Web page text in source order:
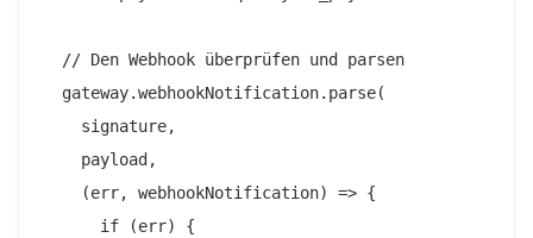
  // Den Webhook überprüfen und parsen
  gateway.webhookNotification.parse(
    signature,
    payload,
    (err, webhookNotification) => {
      if (err) {